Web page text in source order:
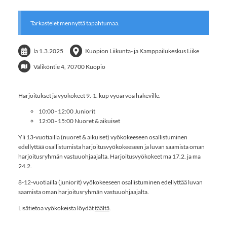
Tarkastelet mennyttä tapahtumaa.
la 1.3.2025 Kuopion Liikunta- ja Kamppailukeskus Liike
Väliköntie 4, 70700 Kuopio
Harjoitukset ja vyökokeet 9.-1. kup vyöarvoa hakeville.
10:00–12:00 Juniorit
12:00–15:00 Nuoret & aikuiset
Yli 13-vuotiailla (nuoret & aikuiset) vyökokeeseen osallistuminen
edellyttää osallistumista harjoitusvyökokeeseen ja luvan saamista oman
harjoitusryhmän vastuuohjaajalta. Harjoitusvyökokeet ma 17.2. ja ma
24.2.
8-12-vuotiailla (juniorit) vyökokeeseen osallistuminen edellyttää luvan
saamista oman harjoitusryhmän vastuuohjaajalta.
Lisätietoa vyökokeista löydättäältä.